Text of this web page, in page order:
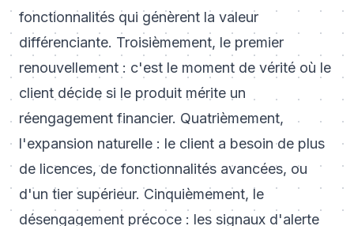
fonctionnalités qui génèrent la valeur
différenciante. Troisièmement, le premier
renouvellement : c'est le moment de vérité où le
client décide si le produit mérite un
réengagement financier. Quatrièmement,
l'expansion naturelle : le client a besoin de plus
de licences, de fonctionnalités avancées, ou
d'un tier supérieur. Cinquièmement, le
désengagement précoce : les signaux d'alerte